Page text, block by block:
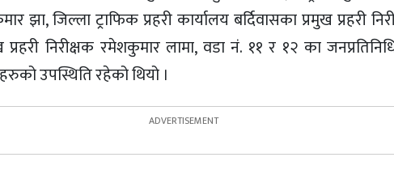
जिल्ला ट्राफिक प्रहरी कार्यालय बर्दिवासका प्रमुख प्रहरी
प्रहरी निरीक्षक रमेशकुमार लामा, वडा नं. ११ र १२ का
उपस्थिति रहेको थियो ।